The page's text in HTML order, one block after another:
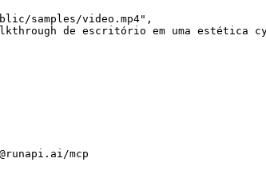
samples/video.mp4",
de escritório em uma estética
mcp